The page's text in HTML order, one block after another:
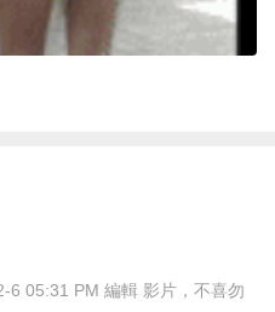
6 05:31 PM 編輯 影片，不喜勿